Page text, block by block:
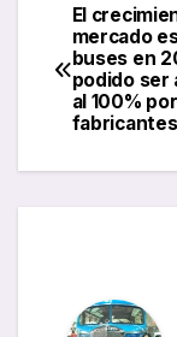
de
El
mercado
buses en
podido ser
al 100%
fabricantes